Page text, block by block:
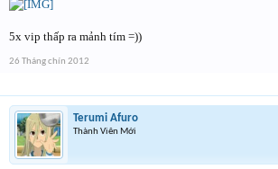
5x vip thấp ra mảnh tím =))
26 Tháng chín 2012
Terumi Afuro
Thành Viên Mới